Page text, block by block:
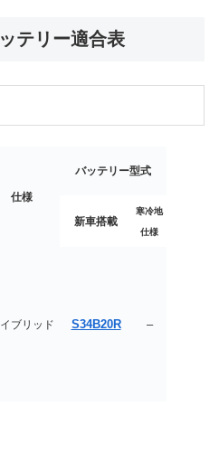
テリー適合表
仕様
バッテリー型式
新車搭載
寒冷地
仕様
ブリッド S34B20R –